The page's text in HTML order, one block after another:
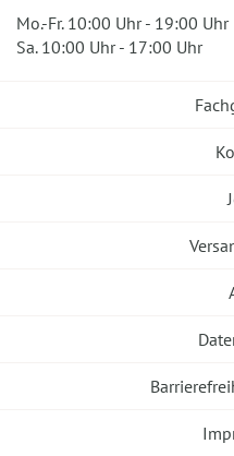
Mo.-Fr. 10:00 Uhr - 19:00 Uhr
Sa. 10:00 Uhr - 17:00 Uhr